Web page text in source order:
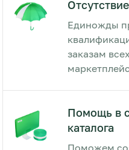
Единожды
заказам
Помощь в
каталога
Поможем